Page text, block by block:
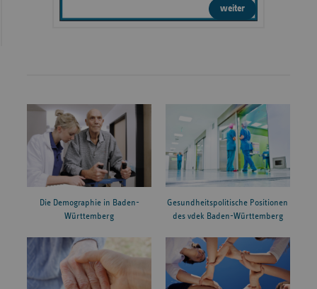
weiter
Die Demographie in Baden-
Württemberg
Gesundheitspolitische Positionen
des vdek Baden-Württemberg